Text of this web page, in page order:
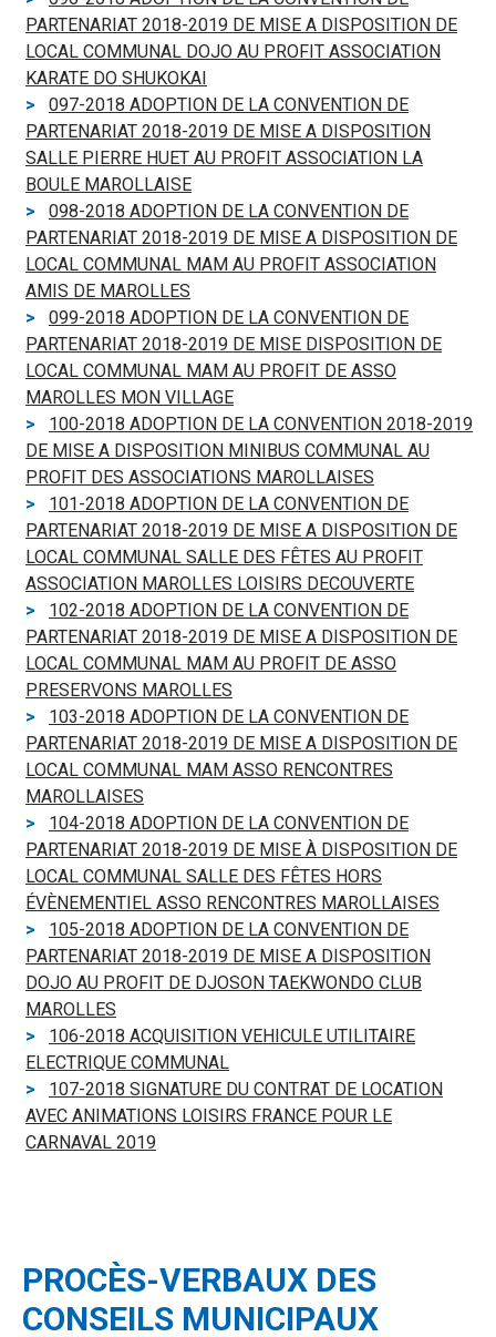
PARTENARIAT 2018-2019 DE MISE A DISPOSITION DE
LOCAL COMMUNAL DOJO AU PROFIT ASSOCIATION
KARATE DO SHUKOKAI
097-2018 ADOPTION DE LA CONVENTION DE
PARTENARIAT 2018-2019 DE MISE A DISPOSITION
SALLE PIERRE HUET AU PROFIT ASSOCIATION LA
BOULE MAROLLAISE
098-2018 ADOPTION DE LA CONVENTION DE
PARTENARIAT 2018-2019 DE MISE A DISPOSITION DE
LOCAL COMMUNAL MAM AU PROFIT ASSOCIATION
AMIS DE MAROLLES
099-2018 ADOPTION DE LA CONVENTION DE
PARTENARIAT 2018-2019 DE MISE DISPOSITION DE
LOCAL COMMUNAL MAM AU PROFIT DE ASSO
MAROLLES MON VILLAGE
100-2018 ADOPTION DE LA CONVENTION 2018-2019
DE MISE A DISPOSITION MINIBUS COMMUNAL AU
PROFIT DES ASSOCIATIONS MAROLLAISES
101-2018 ADOPTION DE LA CONVENTION DE
PARTENARIAT 2018-2019 DE MISE A DISPOSITION DE
LOCAL COMMUNAL SALLE DES FÊTES AU PROFIT
ASSOCIATION MAROLLES LOISIRS DECOUVERTE
102-2018 ADOPTION DE LA CONVENTION DE
PARTENARIAT 2018-2019 DE MISE A DISPOSITION DE
LOCAL COMMUNAL MAM AU PROFIT DE ASSO
PRESERVONS MAROLLES
103-2018 ADOPTION DE LA CONVENTION DE
PARTENARIAT 2018-2019 DE MISE A DISPOSITION DE
LOCAL COMMUNAL MAM ASSO RENCONTRES
MAROLLAISES
104-2018 ADOPTION DE LA CONVENTION DE
PARTENARIAT 2018-2019 DE MISE À DISPOSITION DE
LOCAL COMMUNAL SALLE DES FÊTES HORS
ÉVÈNEMENTIEL ASSO RENCONTRES MAROLLAISES
105-2018 ADOPTION DE LA CONVENTION DE
PARTENARIAT 2018-2019 DE MISE A DISPOSITION
DOJO AU PROFIT DE DJOSON TAEKWONDO CLUB
MAROLLES
106-2018 ACQUISITION VEHICULE UTILITAIRE
ELECTRIQUE COMMUNAL
107-2018 SIGNATURE DU CONTRAT DE LOCATION
AVEC ANIMATIONS LOISIRS FRANCE POUR LE
CARNAVAL 2019
PROCÈS-VERBAUX DES
CONSEILS MUNICIPAUX